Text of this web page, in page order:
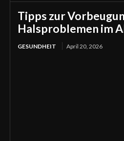
Tipps zur
Halsproblemen im
GESUNDHEIT April 20, 2026